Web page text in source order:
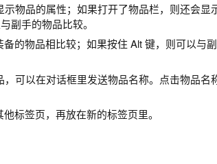
物品的属性；如果打开了物品栏，则还会显
副手的物品比较。
的物品相比较；如果按住 Alt 键，则可以与
可以在对话框里发送物品名称。点击物品名
标签页，再放在新的标签页里。